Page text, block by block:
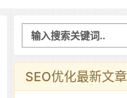
SEO优化最新文章